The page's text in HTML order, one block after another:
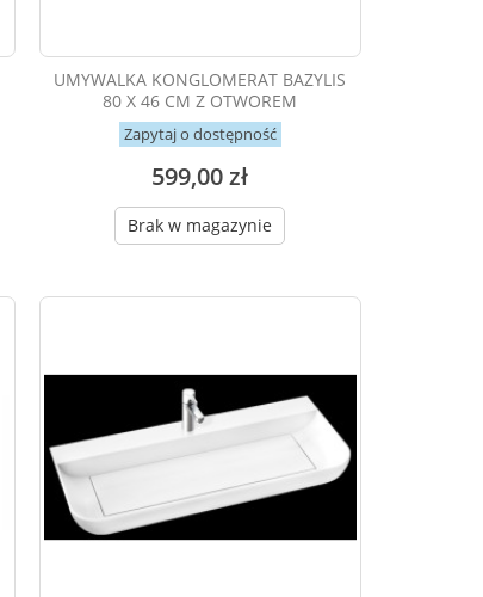
UMYWALKA KONGLOMERAT BAZYLIS
80 X 46 CM Z OTWOREM
Zapytaj o dostępność
599,00 zł
Brak w magazynie